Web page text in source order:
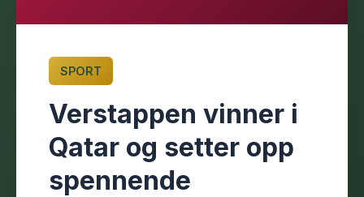
SPORT
Verstappen vinner i
Qatar og setter opp
spennende